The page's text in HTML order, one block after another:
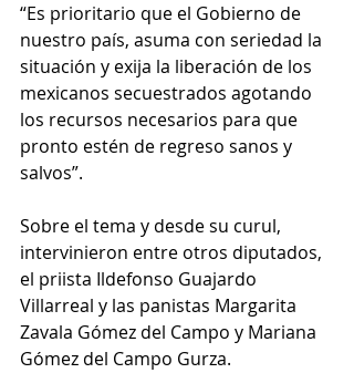
“Es prioritario que el Gobierno de
nuestro país, asuma con seriedad la
situación y exija la liberación de los
mexicanos secuestrados agotando
los recursos necesarios para que
pronto estén de regreso sanos y
salvos”.
Sobre el tema y desde su curul,
intervinieron entre otros diputados,
el priista Ildefonso Guajardo
Villarreal y las panistas Margarita
Zavala Gómez del Campo y Mariana
Gómez del Campo Gurza.